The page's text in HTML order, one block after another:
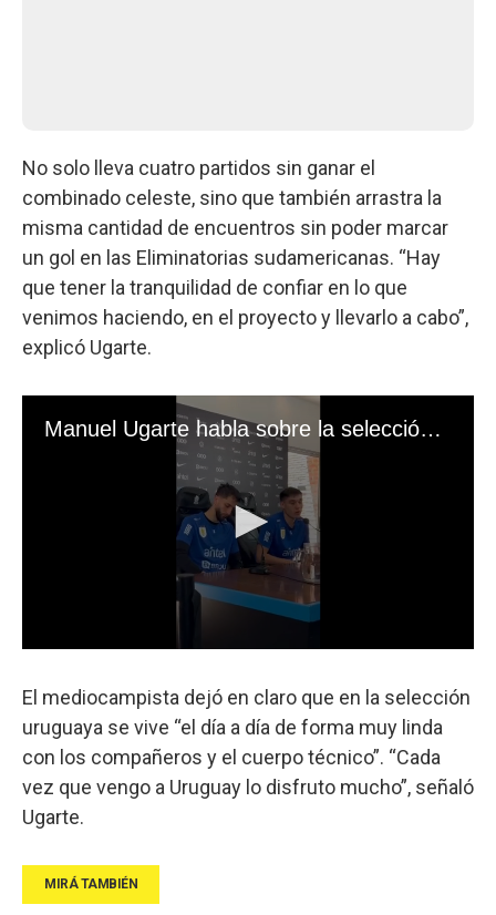
No solo lleva cuatro partidos sin ganar el
combinado celeste, sino que también arrastra la
misma cantidad de encuentros sin poder marcar
un gol en las Eliminatorias sudamericanas. “Hay
que tener la tranquilidad de confiar en lo que
venimos haciendo, en el proyecto y llevarlo a cabo”,
explicó Ugarte.
El mediocampista dejó en claro que en la selección
uruguaya se vive “el día a día de forma muy linda
con los compañeros y el cuerpo técnico”. “Cada
vez que vengo a Uruguay lo disfruto mucho”, señaló
Ugarte.